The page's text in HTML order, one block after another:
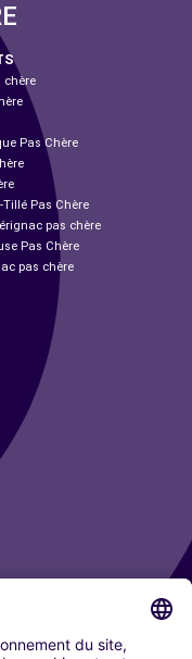
chère
Pas Chère
Tillé Pas Chère
pas chère
Pas Chère
pas chère